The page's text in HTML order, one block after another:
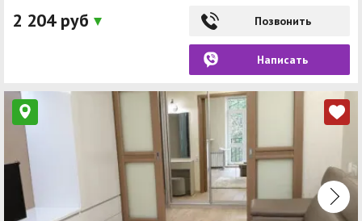
2 204 руб Позвонить
Написать